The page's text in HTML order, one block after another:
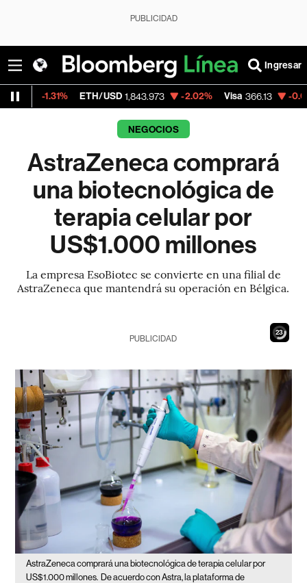
PUBLICIDAD
Ingresar
ETH/USD 1,843.973 -2.02% Visa 366.13 -0.04%
NEGOCIOS
AstraZeneca comprará
una biotecnológica de
terapia celular por
US$1.000 millones
La empresa EsoBiotec se convierte en una filial de
AstraZeneca que mantendrá su operación en Bélgica.
21
PUBLICIDAD
AstraZeneca comprará una biotecnológica de terapia celular por
US$1.000 millones. De acuerdo con Astra, la plataforma de